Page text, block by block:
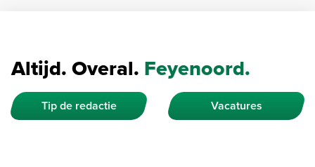
Altijd. Overal. Feyenoord.
Tip de redactie Vacatures